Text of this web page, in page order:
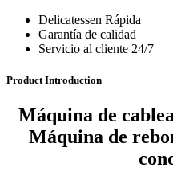
Delicatessen Rápida
Garantía de calidad
Servicio al cliente 24/7
Product Introduction
Máquina de
Máquina de